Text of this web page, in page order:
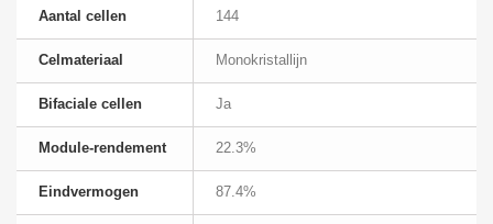
Aantal cellen 144
Celmateriaal Monokristallijn
Bifaciale cellen Ja
Module-rendement 22.3%
Eindvermogen 87.4%